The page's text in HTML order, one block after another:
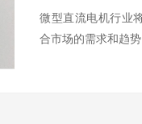
微型直流电机行业将
合市场的需求和趋势